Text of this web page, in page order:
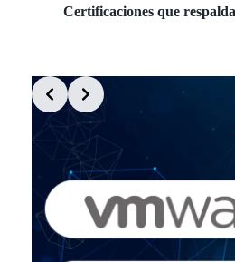
Certificaciones que